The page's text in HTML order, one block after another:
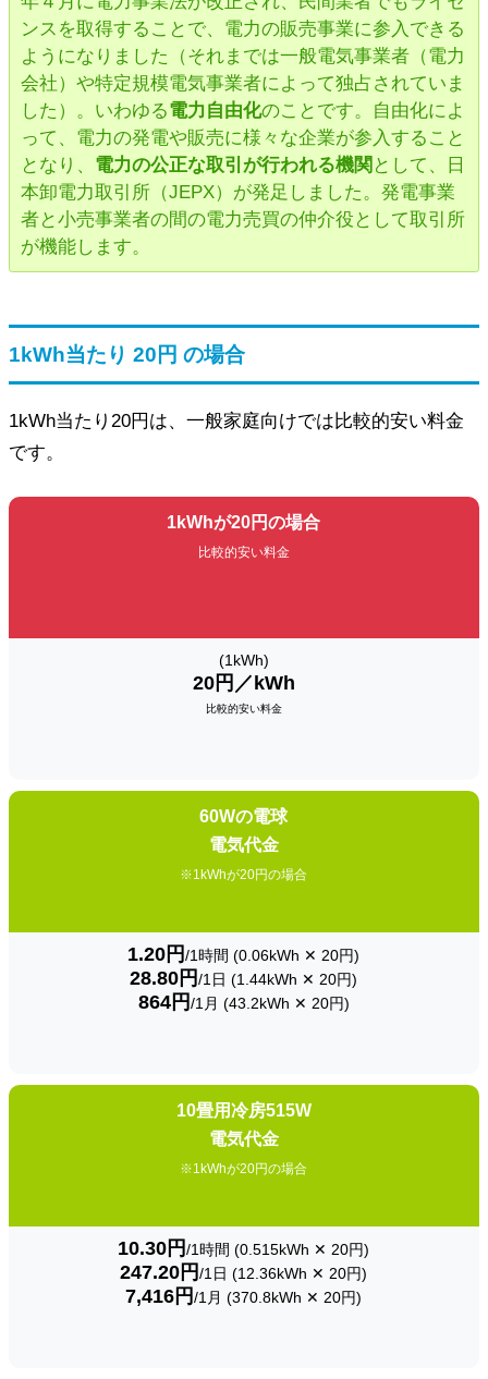
ンスを取得することで、電力の販売事業に参入できる
ようになりました（それまでは一般電気事業者（電力
会社）や特定規模電気事業者によって独占されていま
した）。いわゆる電力自由化のことです。自由化によ
って、電力の発電や販売に様々な企業が参入すること
となり、 電力の公正な取引が行われる機関 として、日
本卸電力取引所（JEPX）が発足しました。発電事業
者と小売事業者の間の電力売買の仲介役として取引所
が機能します。
1kWh当たり 20円 の場合
1kWh当たり20円は、一般家庭向けでは比較的安い料金
です。
1kWhが20円の場合
比較的安い料金
(1kWh)
20円／kWh
比較的安い料金
60Wの電球
電気代金
※1kWhが20円の場合
1.20円/1時間 (0.06kWh ✕ 20円)
28.80円/1日 (1.44kWh ✕ 20円)
864円 /1月 (43.2kWh ✕ 20円)
10畳用冷房515W
電気代金
※1kWhが20円の場合
10.30円/1時間 (0.515kWh ✕ 20円)
247.20円/1日 (12.36kWh ✕ 20円)
7,416円/1月 (370.8kWh ✕ 20円)